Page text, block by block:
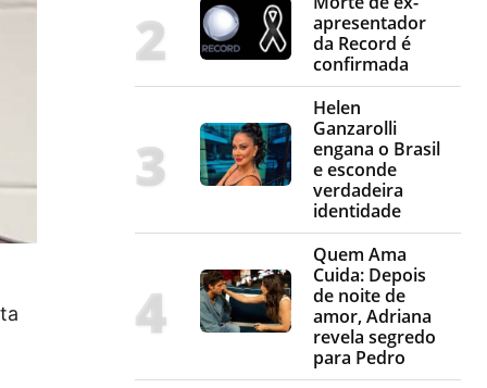
apresentador
da Record é
confirmada
Helen
Ganzarolli
engana o Brasil
e esconde
verdadeira
identidade
Quem Ama
Cuida: Depois
de noite de
amor, Adriana
revela segredo
para Pedro